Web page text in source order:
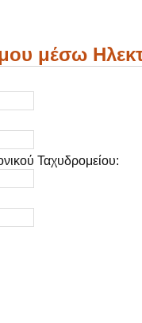
μέσω
Ταχυδρομείου: